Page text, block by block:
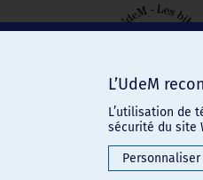
Confidentialité
Paramètres
L’UdeM
L’utilisation de
sécurité du site